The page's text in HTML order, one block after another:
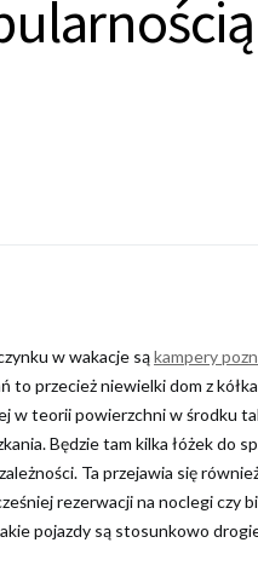
w wakacje sąkampery
przecież niewielki dom z
w teorii powierzchni w środku
Będzie tam kilka łóżek do
Ta przejawia się
rezerwacji na noclegi czy
pojazdy są stosunkowo